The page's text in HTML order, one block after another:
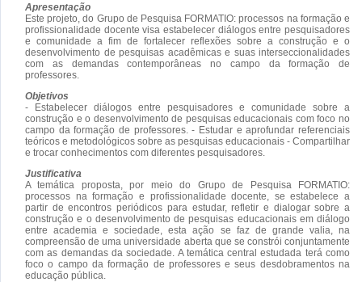
Apresentação
Este projeto, do Grupo de Pesquisa FORMATIO: processos na formação e
profissionalidade docente visa estabelecer diálogos entre pesquisadores
e comunidade a fim de fortalecer reflexões sobre a construção e o
desenvolvimento de pesquisas acadêmicas e suas interseccionalidades
com as demandas contemporâneas no campo da formação de
professores.
Objetivos
- Estabelecer diálogos entre pesquisadores e comunidade sobre a
construção e o desenvolvimento de pesquisas educacionais com foco no
campo da formação de professores. - Estudar e aprofundar referenciais
teóricos e metodológicos sobre as pesquisas educacionais - Compartilhar
e trocar conhecimentos com diferentes pesquisadores.
Justificativa
A temática proposta, por meio do Grupo de Pesquisa FORMATIO:
processos na formação e profissionalidade docente, se estabelece a
partir de encontros periódicos para estudar, refletir e dialogar sobre a
construção e o desenvolvimento de pesquisas educacionais em diálogo
entre academia e sociedade, esta ação se faz de grande valia, na
compreensão de uma universidade aberta que se constrói conjuntamente
com as demandas da sociedade. A temática central estudada terá como
foco o campo da formação de professores e seus desdobramentos na
educação pública.